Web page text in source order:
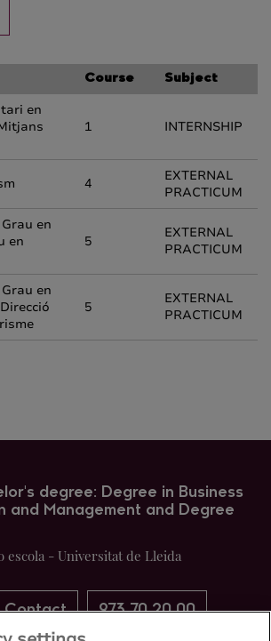
Course Subject
en
1 INTERNSHIP
4
EXTERNAL
PRACTICUM
en
en
5
EXTERNAL
PRACTICUM
en
5
EXTERNAL
PRACTICUM
degree: Degree in Business
and Management and Degree
escola - Universitat de Lleida
Contact 973 70 20 00